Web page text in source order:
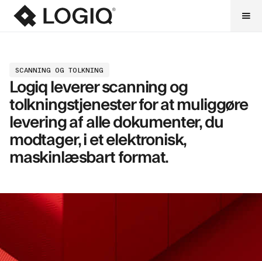
SCANNING OG TOLKNING
Logiq leverer scanning og
tolkningstjenester for at muliggøre
levering af alle dokumenter, du
modtager, i et elektronisk,
maskinlæsbart format.